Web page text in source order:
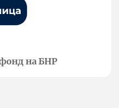
на БНР